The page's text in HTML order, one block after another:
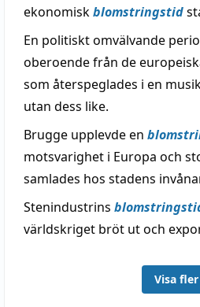
ekonomiskblomstringstid
En politiskt omvälvande
oberoende från de
som återspeglades i en
utan dess like.
Brugge upplevde en
motsvarighet i Europa och
samlades hos stadens
Stenindustrins
världskriget bröt ut och
Visa fler